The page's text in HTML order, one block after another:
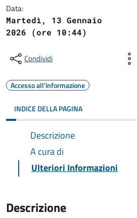
Data:
Martedì, 13 Gennaio
2026 (ore 10:44)
Condividi
Accesso all'informazione
INDICE DELLA PAGINA
Descrizione
A cura di
Ulteriori Informazioni
Descrizione